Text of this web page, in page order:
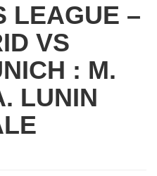
LEAGUE –
VS
: M.
LUNIN